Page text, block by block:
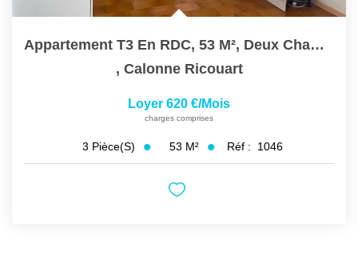
Appartement T3 En RDC, 53 M², Deux Chambres
, Calonne Ricouart
Loyer 620 €/mois
charges comprises
3 Pièce(s) 53 M² Réf : 1046